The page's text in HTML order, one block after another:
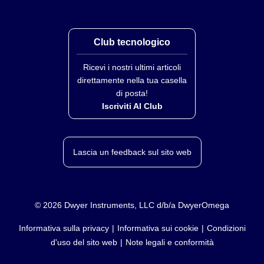
Riproducibilità(*):± 10 mK @ 4,2 K
(*) I dati di riproducibilità a breve termine sono ottenuti sottoponendo il sensore a
Temperatura
Precisione
± 12 mK
10 K ± 12 mK
77 K ± 22 mK
± 32 mK
Club tecnologico
Ricevi i nostri ultimi articoli
direttamente nella tua casella
di posta!
Iscriviti Al Club
Lascia un feedback sul sito web
© 2026 Dwyer Instruments, LLC d/b/a DwyerOmega
Informativa sulla privacy Informativa sui cookie
Condizioni
d'uso del sito web
Note legali e conformità